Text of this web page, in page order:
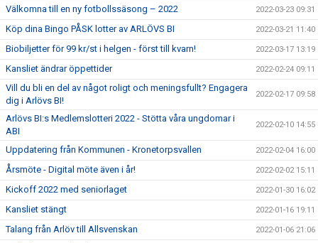
Välkomna till en ny fotbollssäsong – 2022 2022-03-23 09:31
Köp dina Bingo PÅSK lotter av ARLÖVS BI 2022-03-21 11:40
Biobiljetter för 99 kr/st i helgen - först till kvarn! 2022-03-17 13:19
Kansliet ändrar öppettider 2022-02-24 09:11
Vill du bli en del av något roligt och meningsfullt? Engagera
dig i Arlövs BI!
2022-02-17 09:58
Arlövs BI:s Medlemslotteri 2022 - Stötta våra ungdomar i
ABI
2022-02-10 14:55
Uppdatering från Kommunen - Kronetorpsvallen 2022-02-04 16:00
Årsmöte - Digital möte även i år! 2022-02-02 15:11
Kickoff 2022 med seniorlaget 2022-01-30 16:02
Kansliet stängt 2022-01-16 19:11
Talang från Arlöv till Allsvenskan 2022-01-06 21:06